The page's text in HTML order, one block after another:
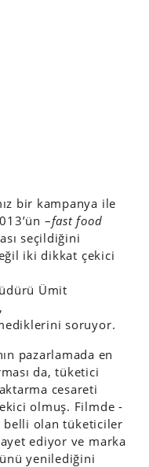
bir kampanya ile
–fast food
seçildiğini
iki dikkat çekici
Ümit
soruyor.
pazarlamada en
da, tüketici
cesareti
olmuş. Filmde -
belli olan tüketiciler
ediyor ve marka
yenilediğini